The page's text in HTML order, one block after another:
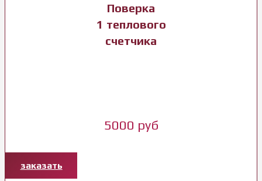
Поверка
1 теплового
счетчика
5000 руб
заказать